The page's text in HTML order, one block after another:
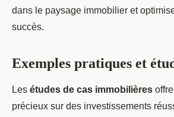
dans le paysage immobilier et
succès.
Exemples pratiques et
Les études de cas immobilières
précieux sur des investissements